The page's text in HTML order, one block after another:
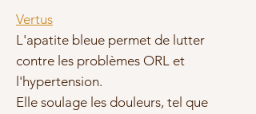
Vertus
L'apatite bleue permet de lutter
contre les problèmes ORL et
l'hypertension.
Elle soulage les douleurs, tel que